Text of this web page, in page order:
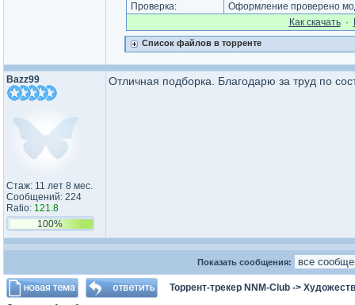
Проверка:
Оформление проверено
Как cкачать·
Список файлов в торренте
Bazz99
Стаж: 11 лет 8 мес.
Сообщений: 224
Ratio: 121.8
100%
Отличная подборка. Благодарю за труд по
Показать сообщения:
Торрент-трекер NNM-Club ->